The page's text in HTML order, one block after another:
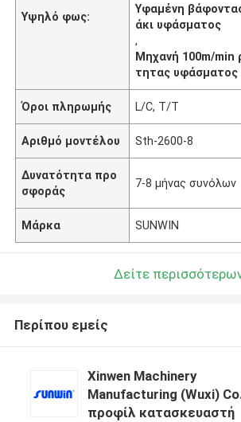
Υψηλό φως:
Υφαμένη
άκι υφάσματος
,
Μηχανή 100m/min
τητας υφάσματος
Όροι πληρωμής L/C, T/T
Αριθμό μοντέλου Sth-2600-8
Δυνατότητα προ
σφοράς
7-8 μήνας συνόλων
Μάρκα SUNWIN
Δείτε
Περίπου εμείς
Xinwen Machinery
Manufacturing (Wuxi)
προφίλ κατασκευαστή